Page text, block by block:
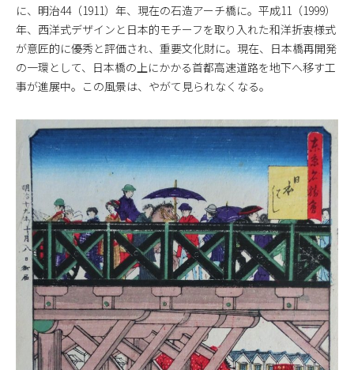
に、明治44（1911）年、現在の石造アーチ橋に。平成11（1999）
年、西洋式デザインと日本的モチーフを取り入れた和洋折衷様式
が意匠的に優秀と評価され、重要文化財に。現在、日本橋再開発
の一環として、日本橋の上にかかる首都高速道路を地下へ移す工
事が進展中。この風景は、やがて見られなくなる。